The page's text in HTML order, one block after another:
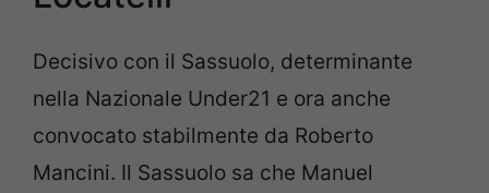
Decisivo con il Sassuolo, determinante
nella Nazionale Under21 e ora anche
convocato stabilmente da Roberto
Mancini. Il Sassuolo sa che Manuel